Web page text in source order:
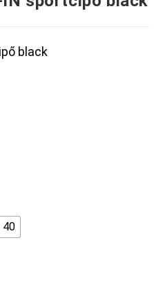
black
40